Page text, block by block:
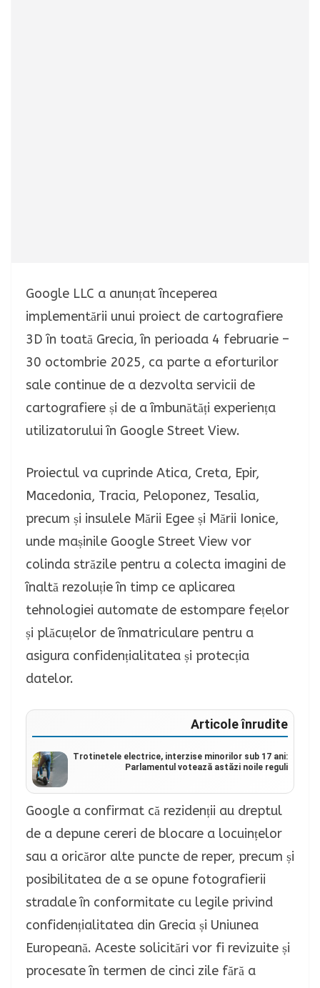
Google LLC a anunțat începerea
implementării unui proiect de cartografiere
3D în toată Grecia, în perioada 4 februarie –
30 octombrie 2025, ca parte a eforturilor
sale continue de a dezvolta servicii de
cartografiere și de a îmbunătăți experiența
utilizatorului în Google Street View.
Proiectul va cuprinde Atica, Creta, Epir,
Macedonia, Tracia, Peloponez, Tesalia,
precum și insulele Mării Egee și Mării Ionice,
unde mașinile Google Street View vor
colinda străzile pentru a colecta imagini de
înaltă rezoluție în timp ce aplicarea
tehnologiei automate de estompare fețelor
și plăcuțelor de înmatriculare pentru a
asigura confidențialitatea și protecția
datelor.
Articole înrudite
Trotinetele electrice, interzise minorilor sub 17 ani:
Parlamentul votează astăzi noile reguli
Google a confirmat că rezidenții au dreptul
de a depune cereri de blocare a locuințelor
sau a oricăror alte puncte de reper, precum și
posibilitatea de a se opune fotografierii
stradale în conformitate cu legile privind
confidențialitatea din Grecia și Uniunea
Europeană. Aceste solicitări vor fi revizuite și
procesate în termen de cinci zile fără a